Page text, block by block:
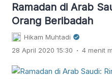
Ramadan di Arab
Orang Beribadah
Hikam Muhtadi
28 April 2020 15:30 . 4 menit